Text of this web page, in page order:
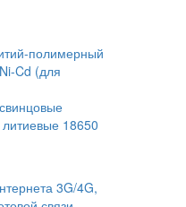
полимерный
Cd (для
18650
3G/4G,